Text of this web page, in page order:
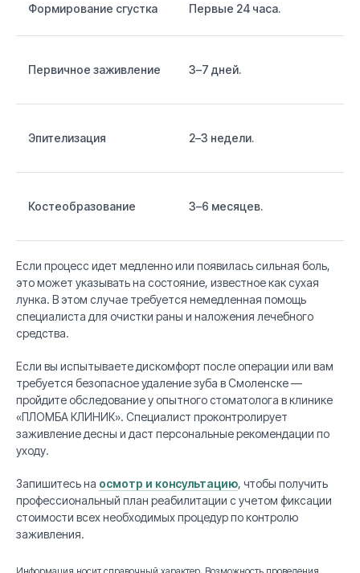
Формирование сгустка Первые 24 часа.
Первичное заживление 3–7 дней.
Эпителизация 2–3 недели.
Костеобразование 3–6 месяцев.
Если процесс идет медленно или появилась сильная боль,
это может указывать на состояние, известное как сухая
лунка. В этом случае требуется немедленная помощь
специалиста для очистки раны и наложения лечебного
средства.
Если вы испытываете дискомфорт после операции или вам
требуется безопасное удаление зуба в Смоленске —
пройдите обследование у опытного стоматолога в клинике
«ПЛОМБА КЛИНИК». Специалист проконтролирует
заживление десны и даст персональные рекомендации по
уходу.
Запишитесь на осмотр и консультацию, чтобы получить
профессиональный план реабилитации с учетом фиксации
стоимости всех необходимых процедур по контролю
заживления.